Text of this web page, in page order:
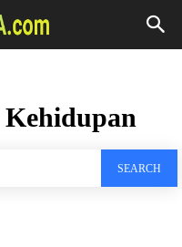
Kehidupan
SEARCH